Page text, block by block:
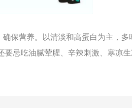
保营养。以清淡和高蛋白为主，多
要忌吃油腻荤腥、辛辣刺激、寒凉